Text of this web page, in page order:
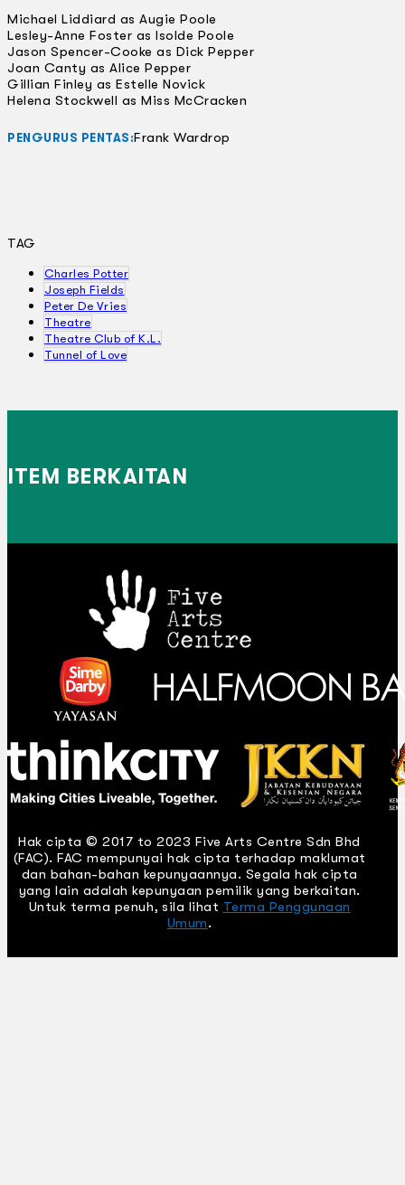
Michael Liddiard as Augie Poole
Lesley-Anne Foster as Isolde Poole
Jason Spencer-Cooke as Dick Pepper
Joan Canty as Alice Pepper
Gillian Finley as Estelle Novick
Helena Stockwell as Miss McCracken
PENGURUS PENTAS:Frank Wardrop
TAG
Charles Potter
Joseph Fields
Peter De Vries
Theatre
Theatre Club of K.L.
Tunnel of Love
ITEM BERKAITAN
Hak cipta © 2017 to 2023 Five Arts Centre Sdn Bhd
(FAC). FAC mempunyai hak cipta terhadap maklumat
dan bahan-bahan kepunyaannya. Segala hak cipta
yang lain adalah kepunyaan pemilik yang berkaitan.
Untuk terma penuh, sila lihat Terma Penggunaan
Umum.